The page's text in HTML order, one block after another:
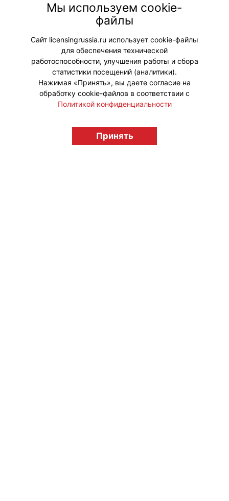
Мы используем cookie-
файлы
Сайт licensingrussia.ru использует cookie-файлы
для обеспечения технической
работоспособности, улучшения работы и сбора
статистики посещений (аналитики).
Нажимая «Принять», вы даете согласие на
обработку cookie-файлов в соответствии с
Политикой конфиденциальности
Принять